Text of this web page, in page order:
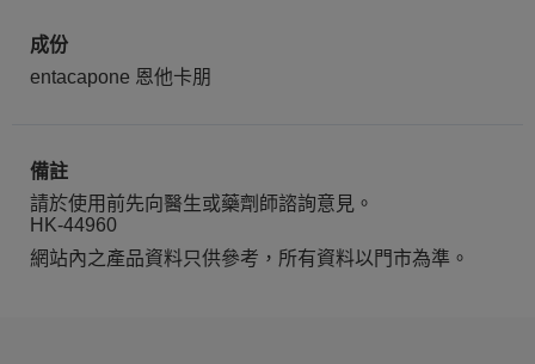
成份
entacapone 恩他卡朋
備註
請於使用前先向醫生或藥劑師諮詢意見。
HK-44960
網站內之產品資料只供參考，所有資料以門市為準。